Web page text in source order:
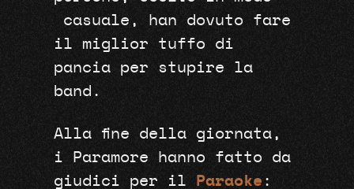
casuale, han dovuto fare
il miglior tuffo di
pancia per stupire la
band.
Alla fine della giornata,
i Paramore hanno fatto da
giudici per il
Paraoke :